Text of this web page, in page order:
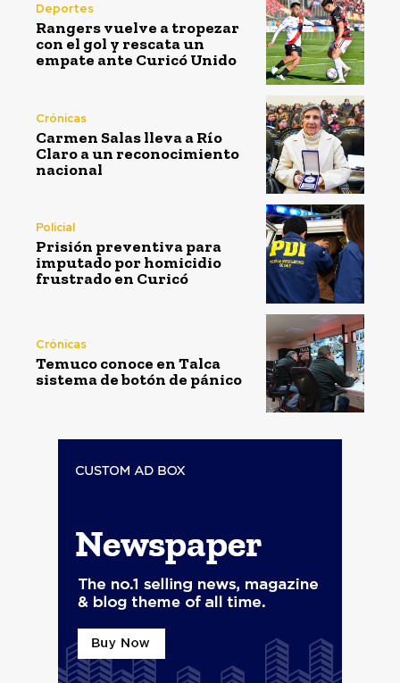
Deportes
Rangers vuelve a tropezar
con el gol y rescata un
empate ante Curicó Unido
Crónicas
Carmen Salas lleva a Río
Claro a un reconocimiento
nacional
Policial
Prisión preventiva para
imputado por homicidio
frustrado en Curicó
Crónicas
Temuco conoce en Talca
sistema de botón de pánico